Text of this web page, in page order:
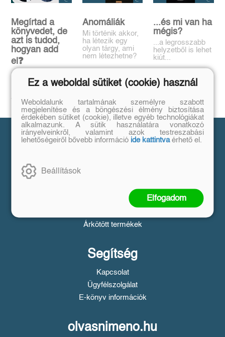
Megírtad a
könyvedet, de
azt is tudod,
hogyan add
el❓️
Időpont: június
16., 18:00-19:00
Tovább
Anomáliák
Mi történik akkor,
ha létezik egy
olyan tárgy, ami
nem létezhetne?
...és mi van ha
mégis?
...a legrosszabb
helyzetből is lehet
kiút...
Vásárlás
Tájékoztató a Simple fizetésről
Adatvédelem
Árkötött termékek
Segítség
Kapcsolat
Ügyfélszolgálat
E-könyv információk
olvasnimeno.hu
Ez a weboldal sütiket (cookie) használ
Weboldalunk tartalmának személyre szabott
megjelenítése és a böngészési élmény biztosítása
érdekében sütiket (cookie), illetve egyéb technológiákat
alkalmazunk. A sütik használatára vonatkozó
irányelveinkről, valamint azok testreszabási
lehetőségeiről bővebb információ ide kattintvaérhető el.
Beállítások
Elfogadom